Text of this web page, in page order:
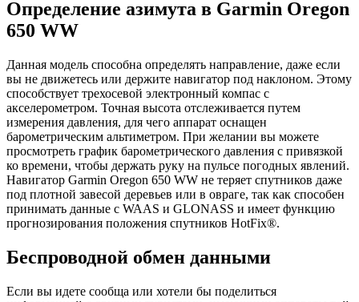
Определение азимута в Garmin Oregon
650 WW
Данная модель способна определять направление, даже если
вы не движетесь или держите навигатор под наклоном. Этому
способствует трехосевой электронный компас с
акселерометром. Точная высота отслеживается путем
измерения давления, для чего аппарат оснащен
барометрическим альтиметром. При желании вы можете
просмотреть график барометрического давления с привязкой
ко времени, чтобы держать руку на пульсе погодных явлений.
Навигатор Garmin Oregon 650 WW не теряет спутников даже
под плотной завесой деревьев или в овраге, так как способен
принимать данные с WAAS и GLONASS и имеет функцию
прогнозирования положения спутников HotFix®.
Беспроводной обмен данными
Если вы идете сообща или хотели бы поделиться